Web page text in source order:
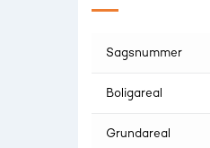
Sagsnummer
Boligareal
Grundareal